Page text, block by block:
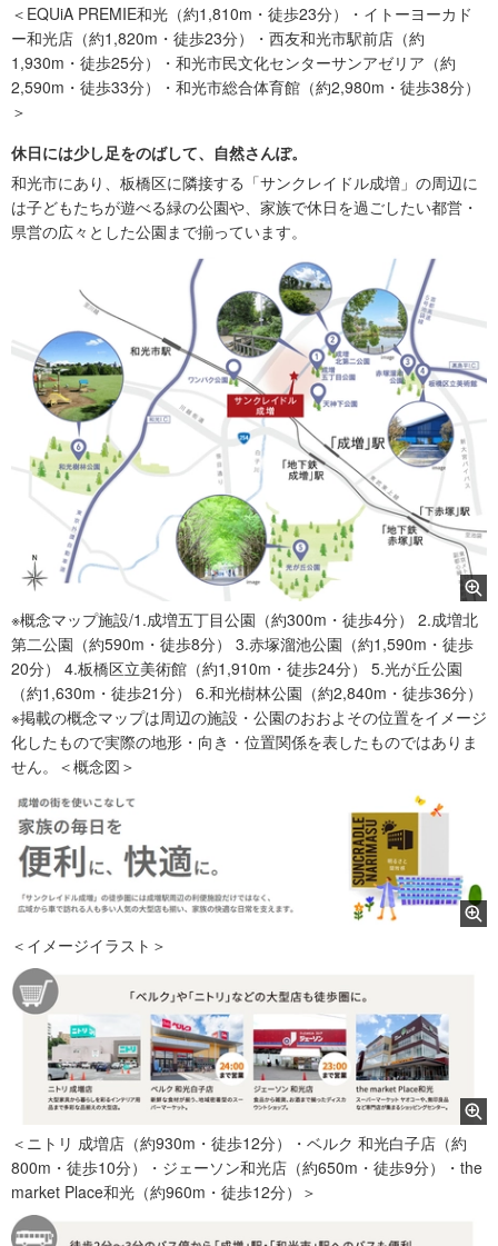
＜EQUiA PREMIE和光（約1,810m・徒歩23分）・イトーヨーカド
ー和光店（約1,820m・徒歩23分）・西友和光市駅前店（約
1,930m・徒歩25分）・和光市民文化センターサンアゼリア（約
2,590m・徒歩33分）・和光市総合体育館（約2,980m・徒歩38分）
＞
休日には少し足をのばして、自然さんぽ。
和光市にあり、板橋区に隣接する「サンクレイドル成増」の周辺に
は子どもたちが遊べる緑の公園や、家族で休日を過ごしたい都営・
県営の広々とした公園まで揃っています。
※概念マップ施設/1.成増五丁目公園（約300m・徒歩4分） 2.成増北
第二公園（約590m・徒歩8分） 3.赤塚溜池公園（約1,590m・徒歩
20分） 4.板橋区立美術館（約1,910m・徒歩24分） 5.光が丘公園
（約1,630m・徒歩21分） 6.和光樹林公園（約2,840m・徒歩36分）
※掲載の概念マップは周辺の施設・公園のおおよその位置をイメージ
化したもので実際の地形・向き・位置関係を表したものではありま
せん。＜概念図＞
＜イメージイラスト＞
＜ニトリ 成増店（約930m・徒歩12分）・ベルク 和光白子店（約
800m・徒歩10分）・ジェーソン和光店（約650m・徒歩9分）・the
market Place和光（約960m・徒歩12分）＞